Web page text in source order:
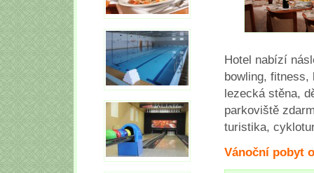
Hotel nabízí
bowling,
lezecká stěna,
parkoviště
turistika,
Vánoční pobyt